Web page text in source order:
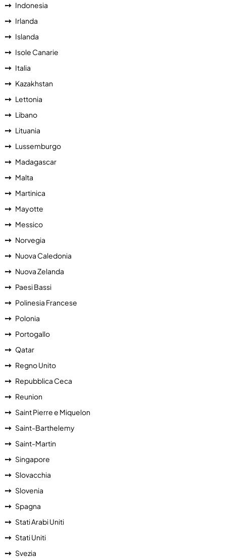
Indonesia
Irlanda
Islanda
Isole Canarie
Italia
Kazakhstan
Lettonia
Libano
Lituania
Lussemburgo
Madagascar
Malta
Martinica
Mayotte
Messico
Norvegia
Nuova Caledonia
Nuova Zelanda
Paesi Bassi
Polinesia Francese
Polonia
Portogallo
Qatar
Regno Unito
Repubblica Ceca
Reunion
Saint Pierre e Miquelon
Saint-Barthelemy
Saint-Martin
Singapore
Slovacchia
Slovenia
Spagna
Stati Arabi Uniti
Stati Uniti
Svezia